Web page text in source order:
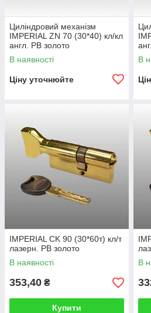
Циліндровий механізм
IMPERIAL ZN 70 (30*40) кл/кл
англ. PB золото
В наявності
Ціну уточнюйте
В
IMPERIAL CK 90 (30*60т) кл/т
лазерн. PB золото
В наявності
353,40 ₴
Купити
В